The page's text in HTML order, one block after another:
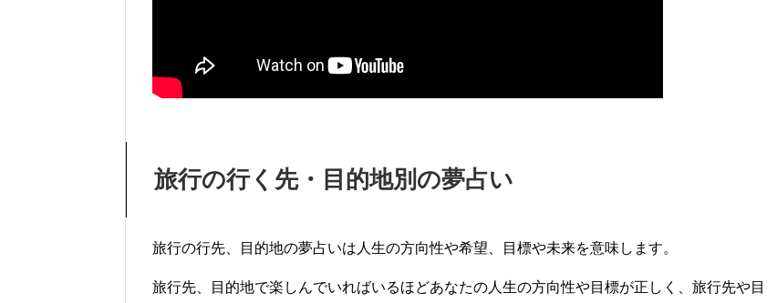
旅行の行く先・目的地別の夢占い
旅行の行先、目的地の夢占いは人生の方向性や希望、目標や未来を意味します。
旅行先、目的地で楽しんでいればいるほどあなたの人生の方向性や目標が正しく、旅行先や目